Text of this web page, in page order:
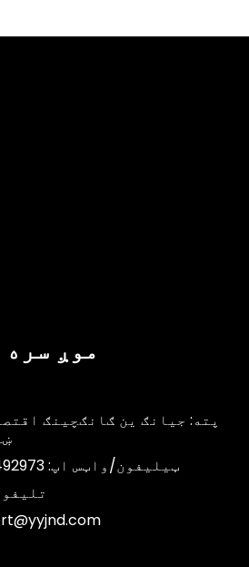
موږ
پته: جیانګ ین ګانګچینګ
ټیلیفون/واټس اپ:8613950492973 خبرتیا